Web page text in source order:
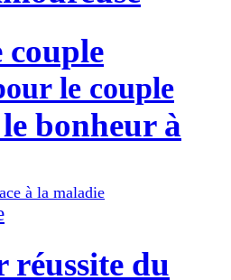
couple
le couple
bonheur à
à la maladie
réussite du